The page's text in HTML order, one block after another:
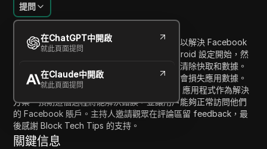
內容介紹
提問
在ChatGPT中開啟
就此頁面提問
在Claude中開啟
就此頁面提問
在這個視頻教程中，主持人提供了逐步指導，以解決 Facebook
上的“會話已過期”錯誤。指南首先從檢查 Android 設定開始，然
後導航到應用程式部分，選擇 Facebook，並清除快取和數據。
主持人強調了這一步驟的重要性，並警告可能會損失應用數據。
觀眾還被指導如何卸載並重新安裝 Facebook 應用程式作為解決
方案。預期這個過程將能解決錯誤，並讓用戶能夠正常訪問他們
的 Facebook 賬戶。主持人邀請觀眾在評論區留 feedback，最
後感謝 Block Tech Tips 的支持。
關鍵信息